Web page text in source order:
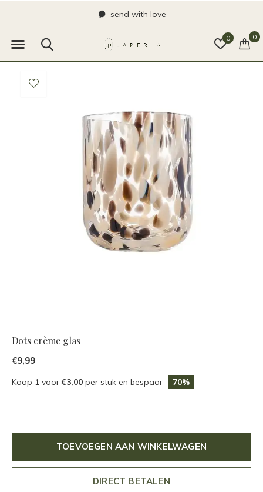
0 0
send with love
Dots crème glas
€9,99
Koop 1 voor€3,00 per stuk en bespaar 70%
TOEVOEGEN AAN WINKELWAGEN
DIRECT BETALEN